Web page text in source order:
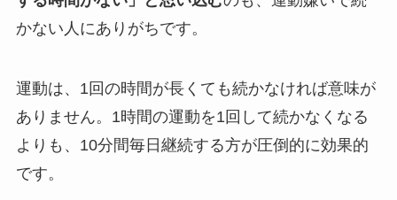
かない人にありがちです。
運動は、1回の時間が長くても続かなければ意味が
ありません。1時間の運動を1回して続かなくなる
よりも、10分間毎日継続する方が圧倒的に効果的
です。